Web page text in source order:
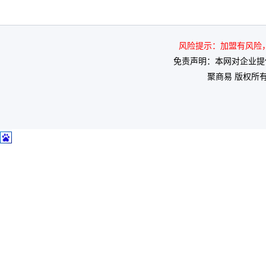
风险提示：加盟有风险
免责声明：本网对企业
聚商易 版权所